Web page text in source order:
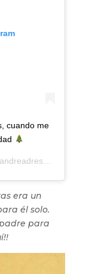
cuando me
on
era un
él solo.
para